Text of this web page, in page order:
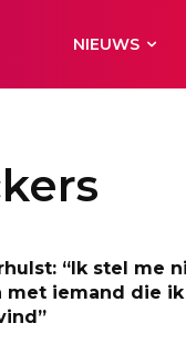
NIEUWS
“Ik stel me
met iemand die ik